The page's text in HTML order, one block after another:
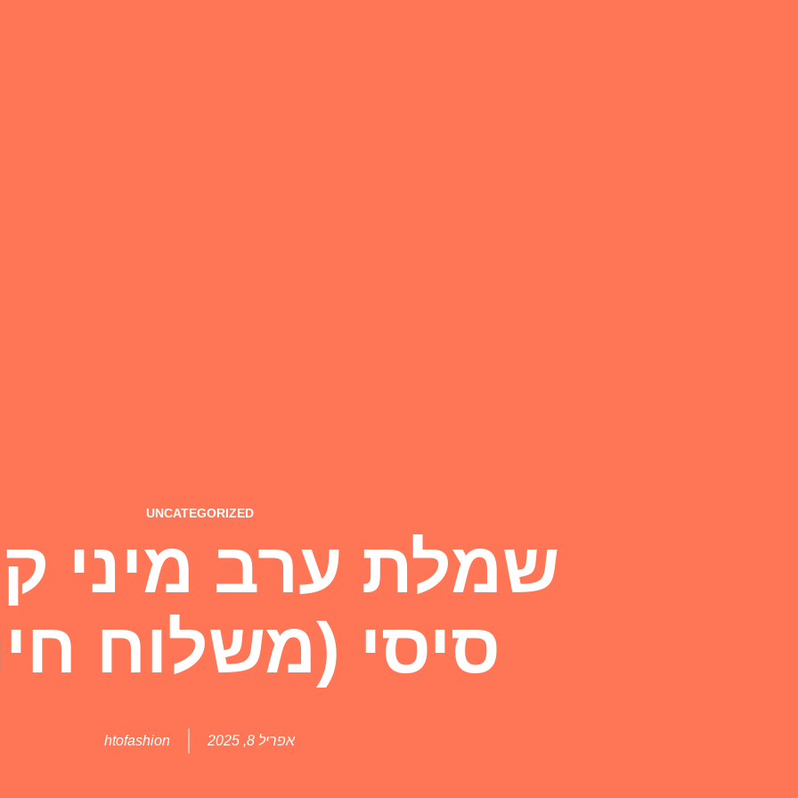
UNCATEGORIZED
שמלת ערב מיני
סיסי (משלוח
אפריל 8, 2025 htofashion